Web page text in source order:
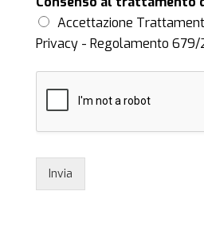
Accettazione
Privacy - Regolamento 679/
Invia